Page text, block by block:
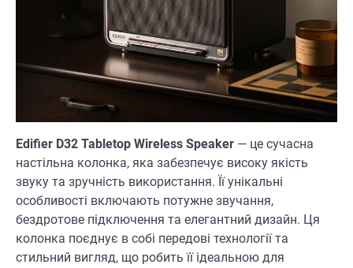
Edifier D32 Tabletop Wireless Speaker — це сучасна
настільна колонка, яка забезпечує високу якість
звуку та зручність використання. Її унікальні
особливості включають потужне звучання,
бездротове підключення та елегантний дизайн. Ця
колонка поєднує в собі передові технології та
стильний вигляд, що робить її ідеальною для